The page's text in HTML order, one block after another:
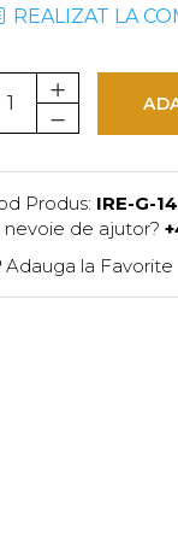
REALIZAT LA
Produs: IRE-G-14
nevoie de ajutor?
Adauga la Favorite